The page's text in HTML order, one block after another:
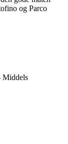
og Parco
Middels